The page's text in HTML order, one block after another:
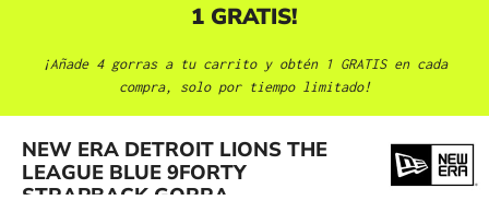
1 GRATIS!
¡Añade 4 gorras a tu carrito y obtén 1 GRATIS en cada
compra, solo por tiempo limitado!
NEW ERA DETROIT LIONS THE
LEAGUE BLUE 9FORTY
STRAPBACK GORRA
Omitir galería de imágenes